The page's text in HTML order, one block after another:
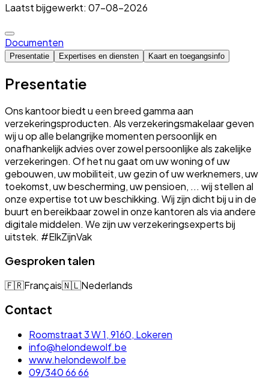
Laatst bijgewerkt: 07-08-2026
Documenten
Presentatie Expertises en diensten Kaart en toegangsinfo
Presentatie
Ons kantoor biedt u een breed gamma aan
verzekeringsproducten. Als verzekeringsmakelaar geven
wij u op alle belangrijke momenten persoonlijk en
onafhankelijk advies over zowel persoonlijke als zakelijke
verzekeringen. Of het nu gaat om uw woning of uw
gebouwen, uw mobiliteit, uw gezin of uw werknemers, uw
toekomst, uw bescherming, uw pensioen, ... wij stellen al
onze expertise tot uw beschikking. Wij zijn dicht bij u in de
buurt en bereikbaar zowel in onze kantoren als via andere
digitale middelen. We zijn uw verzekeringsexperts bij
uitstek. #ElkZijnVak
Gesproken talen
🇫🇷Français🇳🇱Nederlands
Contact
Roomstraat 3 W 1, 9160, Lokeren
info@helondewolf.be
www.helondewolf.be
09/340 66 66